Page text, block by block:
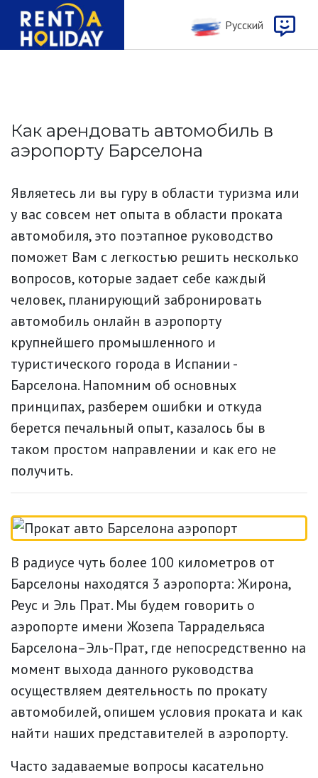
Русcкий
Как арендовать автомобиль в
аэропорту Барселона
Являетесь ли вы гуру в области туризма или
у вас совсем нет опыта в области проката
автомобиля, это поэтапное руководство
поможет Вам с легкостью решить несколько
вопросов, которые задает себе каждый
человек, планирующий забронировать
автомобиль онлайн в аэропорту
крупнейшего промышленного и
туристического города в Испании -
Барселона. Напомним об основных
принципах, разберем ошибки и откуда
берется печальный опыт, казалось бы в
таком простом направлении и как его не
получить.
В радиусе чуть более 100 километров от
Барселоны находятся 3 аэропорта: Жирона,
Реус и Эль Прат. Мы будем говорить о
аэропорте имени Жозепа Таррадельяса
Барселона–Эль-Прат, где непосредственно на
момент выхода данного руководства
осуществляем деятельность по прокату
автомобилей, опишем условия проката и как
найти наших представителей в аэропорту.
Часто задаваемые вопросы касательно